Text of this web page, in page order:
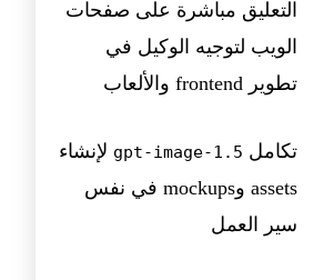
التعليق مباشرة على صفحات
الويب لتوجيه الوكيل في
تطوير frontend والألعاب
تكامل gpt-image-1.5 لإنشاء
assets وmockups في نفس
سير العمل